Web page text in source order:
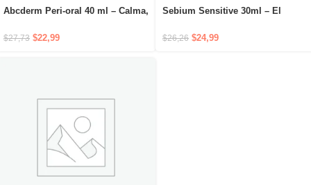
Abcderm Peri-oral 40 ml – Calma,
el contorno de la boca
$27,73 $22,99
Sebium Sensitive 30ml – El
elimina las lesiones del acné
$26,26 $24,99